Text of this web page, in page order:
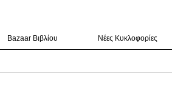
Bazaar Βιβλίου Νέες Κυκλοφορίες